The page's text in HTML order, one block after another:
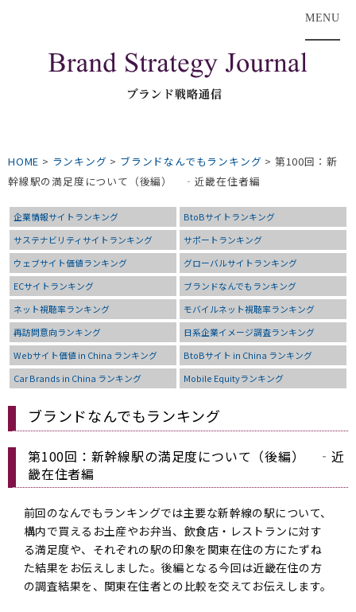
MENU
HOME > ランキング > ブランドなんでもランキング > 第100回：新
幹線駅の満足度について（後編） ‐近畿在住者編
企業情報サイトランキング
BtoBサイトランキング
サステナビリティサイトランキング
サポートランキング
ウェブサイト価値ランキング
グローバルサイトランキング
ECサイトランキング
ブランドなんでもランキング
ネット視聴率ランキング
モバイルネット視聴率ランキング
再訪問意向ランキング
日系企業イメージ調査ランキング
Webサイト価値 in China ランキング
BtoBサイト in China ランキング
Car Brands in China ランキング
Mobile Equityランキング
ブランドなんでもランキング
第100回：新幹線駅の満足度について（後編） ‐近
畿在住者編
前回のなんでもランキングでは主要な新幹線の駅について、
構内で買えるお土産やお弁当、飲食店・レストランに対す
る満足度や、それぞれの駅の印象を関東在住の方にたずね
た結果をお伝えしました。後編となる今回は近畿在住の方
の調査結果を、関東在住者との比較を交えてお伝えします。